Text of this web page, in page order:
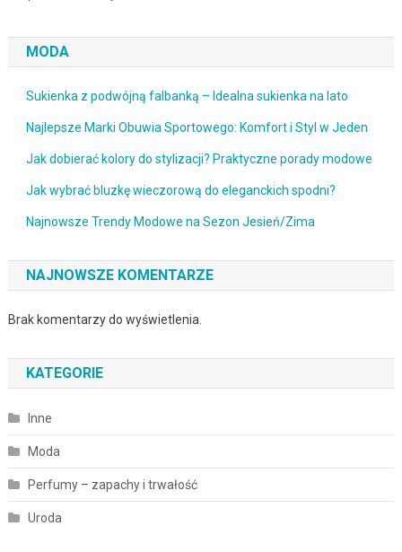
MODA
Sukienka z podwójną falbanką – Idealna sukienka na lato
Najlepsze Marki Obuwia Sportowego: Komfort i Styl w Jeden
Jak dobierać kolory do stylizacji? Praktyczne porady modowe
Jak wybrać bluzkę wieczorową do eleganckich spodni?
Najnowsze Trendy Modowe na Sezon Jesień/Zima
NAJNOWSZE KOMENTARZE
Brak komentarzy do wyświetlenia.
KATEGORIE
Inne
Moda
Perfumy – zapachy i trwałość
Uroda